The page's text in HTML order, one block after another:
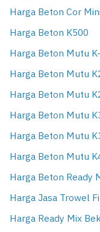
Harga Beton Cor
Harga Beton K500
Harga Beton Mutu
Harga Beton Mutu
Harga Beton Mutu
Harga Beton Mutu
Harga Beton Mutu
Harga Beton Mutu
Harga Beton Ready
Harga Jasa Trowel
Harga Ready Mix